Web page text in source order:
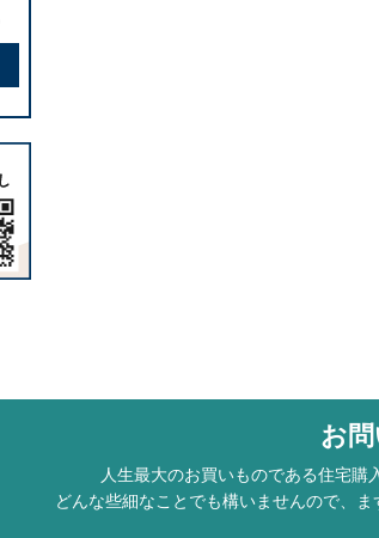
お
人生最大のお買いものである住宅購
どんな些細なことでも構いませんので、